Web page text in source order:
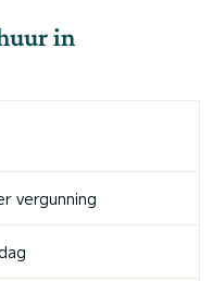
in
vergunning